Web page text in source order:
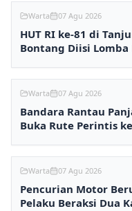
Warta 07 Agu 2026
HUT RI ke-81 di
Bontang Diisi
Warta 07 Agu 2026
Bandara Rantau
Buka Rute Perintis
Warta 07 Agu 2026
Pencurian Motor
Pelaku Beraksi Dua